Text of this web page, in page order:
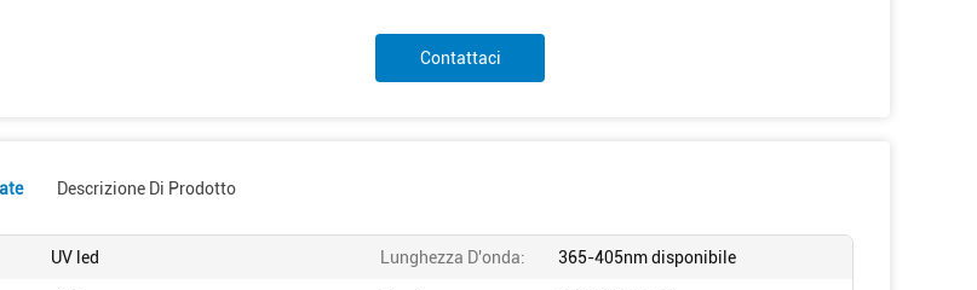
Contattaci
Descrizione Di Prodotto
UV led Lunghezza D'onda: 365-405nm disponibile